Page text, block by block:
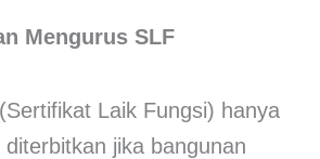
Mengurus SLF
Laik Fungsi) hanya
diterbitkan jika bangunan